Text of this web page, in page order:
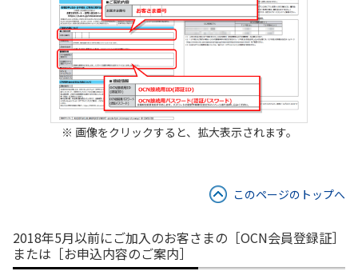
OCN サービス一覧
※ 画像をクリックすると、拡大表示されます。
このページのトップへ
2018年5月以前にご加入のお客さまの［OCN会員登録証］
または［お申込内容のご案内］